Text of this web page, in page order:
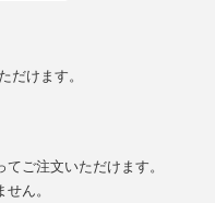
だけます。
ご注文いただけます。
ん。